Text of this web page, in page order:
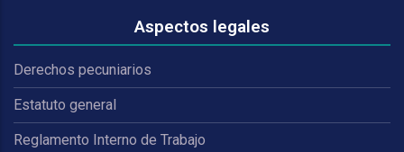
Aspectos legales
Derechos pecuniarios
Estatuto general
Reglamento Interno de Trabajo